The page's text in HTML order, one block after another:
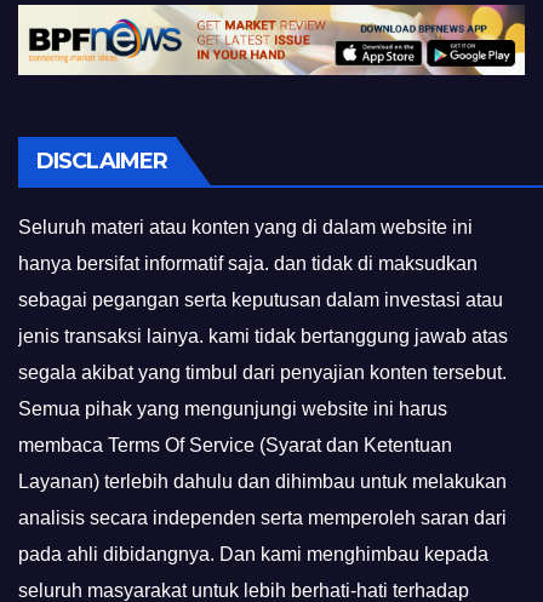
DISCLAIMER
Seluruh materi atau konten yang di dalam website ini
hanya bersifat informatif saja. dan tidak di maksudkan
sebagai pegangan serta keputusan dalam investasi atau
jenis transaksi lainya. kami tidak bertanggung jawab atas
segala akibat yang timbul dari penyajian konten tersebut.
Semua pihak yang mengunjungi website ini harus
membaca Terms Of Service (Syarat dan Ketentuan
Layanan) terlebih dahulu dan dihimbau untuk melakukan
analisis secara independen serta memperoleh saran dari
pada ahli dibidangnya. Dan kami menghimbau kepada
seluruh masyarakat untuk lebih berhati-hati terhadap